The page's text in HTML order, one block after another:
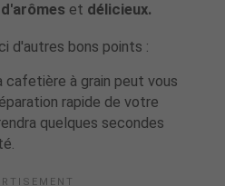
et délicieux.
d'autres bons points :
cafetière à grain peut vous
rapide de votre
quelques secondes